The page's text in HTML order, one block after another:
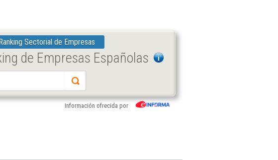
Sectorial de Empresas
de Empresas Españolas
Información ofrecida por